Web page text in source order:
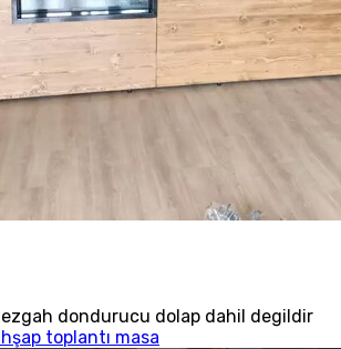
dondurucu dolap dahil degildir
toplantı masa